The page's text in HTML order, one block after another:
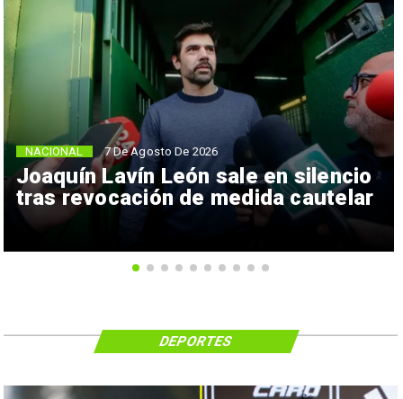
Joaquín Lavín León sale en silencio
tras revocación de medida cautelar
NACIONAL 7 De Agosto De 2026
DEPORTES